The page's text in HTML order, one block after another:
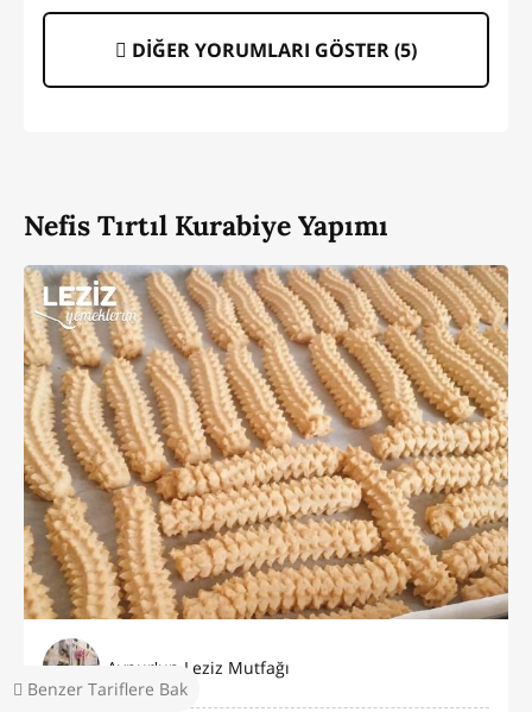
Benzer Tariflere Bak
DİĞER YORUMLARI GÖSTER (5)
Nefis Tırtıl Kurabiye Yapımı
Aynur'un Leziz Mutfağı